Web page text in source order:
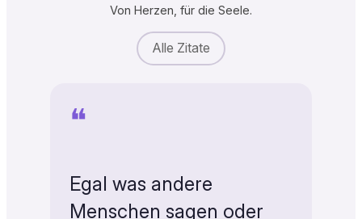
Von Herzen, für die Seele.
Alle Zitate
❝
Egal was andere
Menschen sagen oder